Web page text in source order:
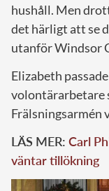
hushåll. Men
det härligt att se
utanför Windsor
Elizabeth
volontärarbetare
Frälsningsarmén
LÄS MER: Carl
väntar tillökning